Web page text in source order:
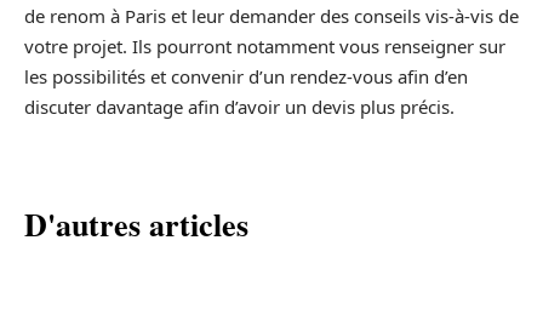
de renom à Paris et leur demander des conseils vis-à-vis de
votre projet. Ils pourront notamment vous renseigner sur
les possibilités et convenir d’un rendez-vous afin d’en
discuter davantage afin d’avoir un devis plus précis.
D'autres articles